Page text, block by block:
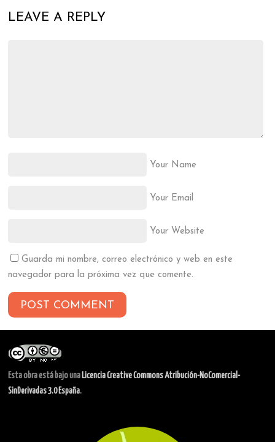
LEAVE A REPLY
Your Name
Your Email
Your Website
Guarda mi nombre, correo electrónico y web en este
navegador para la próxima vez que comente.
Esta obra está bajo una Licencia Creative Commons Atribución-NoComercial-
SinDerivadas 3.0 España.